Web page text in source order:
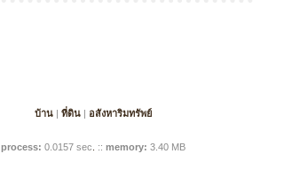
บ้าน | ที่ดิน | อสังหาริมทรัพย์
process: 0.0157 sec :: memory: 3.40 MB